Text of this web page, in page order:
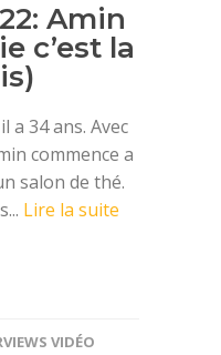
Amin
c’est la
a 34 ans. Avec
commence a
salon de thé.
Lire la suite
VIDÉO